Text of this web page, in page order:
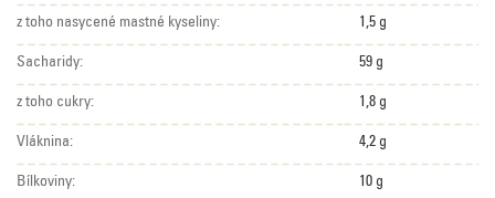
z toho nasycené mastné kyseliny: 1,5 g
Sacharidy: 59 g
z toho cukry: 1,8 g
Vláknina: 4,2 g
Bílkoviny: 10 g